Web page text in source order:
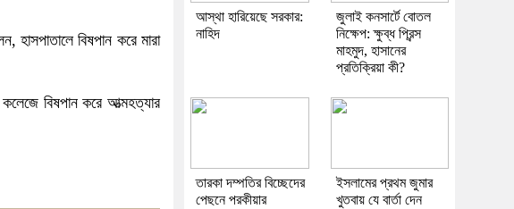
হাসপাতালে বিষপান করে মারা
বিষপান করে আত্মহত্যার
আস্থা হারিয়েছে সরকার:
নাহিদ
জুলাই কনসার্টে বোতল
নিক্ষেপ: ক্ষুব্ধ প্রিন্স
মাহমুদ, হাসানের
প্রতিক্রিয়া কী?
তারকা দম্পতির বিচ্ছেদের
পেছনে পরকীয়ার
ইসলামের প্রথম জুমার
খুতবায় যে বার্তা দেন